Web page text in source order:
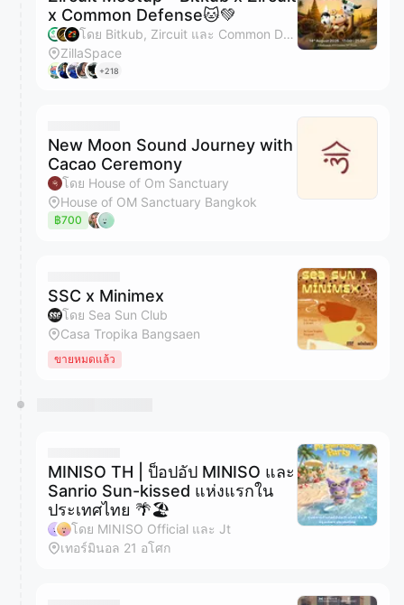
x Common Defense🐱💚
โดย Bitkub, Zircuit และ Common Defense
ZillaSpace
+218
New Moon Sound Journey with
Cacao Ceremony
โดย House of Om Sanctuary
House of OM Sanctuary Bangkok
฿700
SSC x Minimex
โดย Sea Sun Club
Casa Tropika Bangsaen
ขายหมดแล้ว
MINISO TH | ป็อปอัป MINISO และ
Sanrio Sun-kissed แห่งแรกใน
ประเทศไทย 🌴🏖️
โดย MINISO Official และ Jt
เทอร์มินอล 21​ อโศก